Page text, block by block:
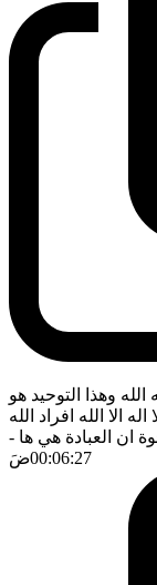
وهذا التوحيد هو
الا الله افراد الله
ان العبادة هي ها -
00:06:27ضَ